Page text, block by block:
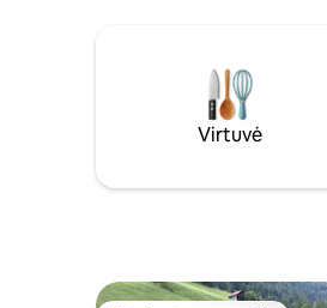
su savo kalnų panorama.
bus mėgstamiausia vieta,
saulėje ar sniege.
Virtuvė